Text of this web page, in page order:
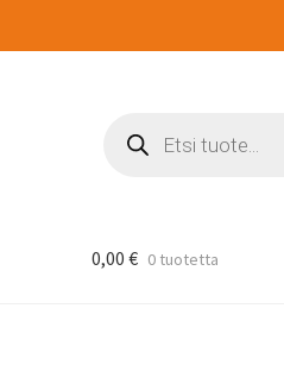
search
0,00 € 0 tuotetta